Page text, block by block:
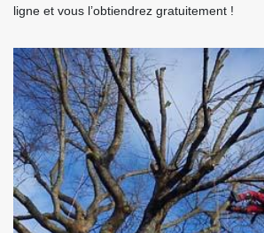
ligne et vous l’obtiendrez gratuitement !